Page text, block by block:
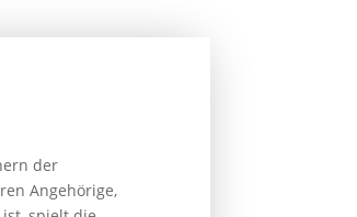
der
Angehörige,